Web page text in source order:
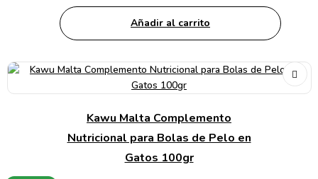
Añadir al carrito
Kawu Malta Complemento
Nutricional para Bolas de Pelo en
Gatos 100gr